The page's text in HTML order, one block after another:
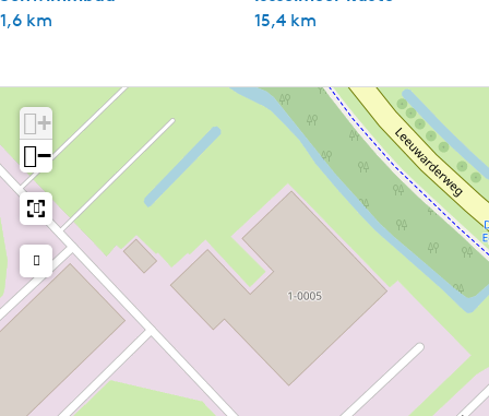
1,6 km 15,4 km
+
−